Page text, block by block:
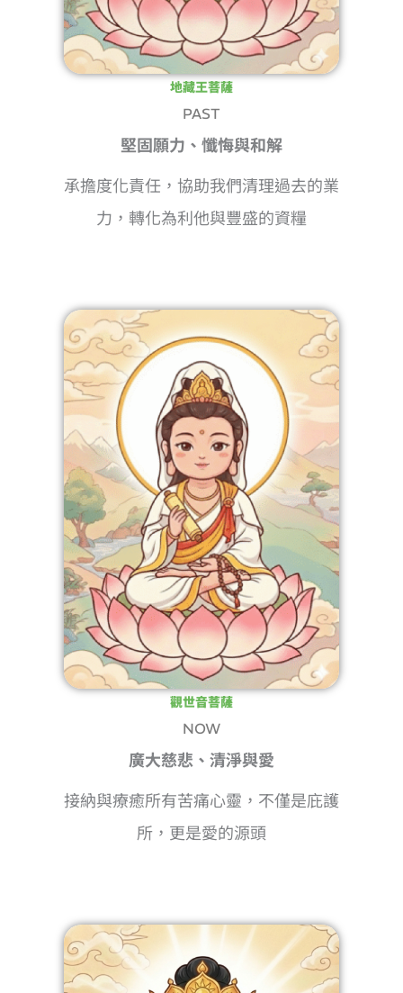
地藏王菩薩
PAST
堅固願力、懺悔與和解
承擔度化責任，協助我們清理過去的業
力，轉化為利他與豐盛的資糧
觀世音菩薩
NOW
廣大慈悲、清淨與愛
接納與療癒所有苦痛心靈，不僅是庇護
所，更是愛的源頭